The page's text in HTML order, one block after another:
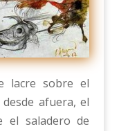
lacre sobre el
afuera, el
el saladero de